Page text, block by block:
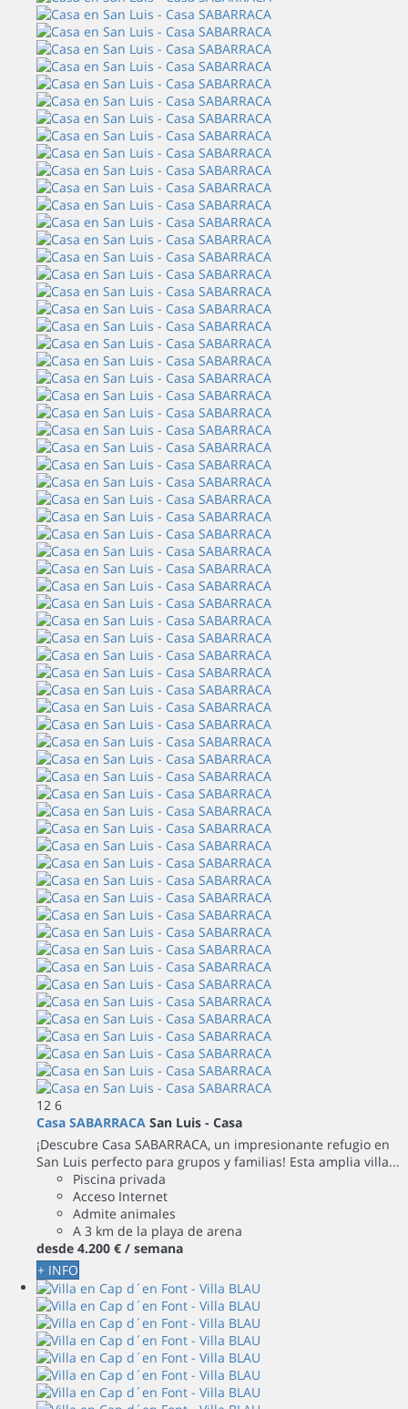
12 6
Casa SABARRACA San Luis - Casa
¡Descubre Casa SABARRACA, un impresionante refugio en
San Luis perfecto para grupos y familias! Esta amplia villa...
Piscina privada
Acceso Internet
Admite animales
A 3 km de la playa de arena
desde 4.200 € / semana
+ INFO